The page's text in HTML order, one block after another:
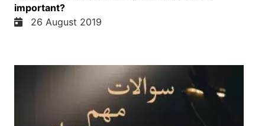
important?
26 August 2019